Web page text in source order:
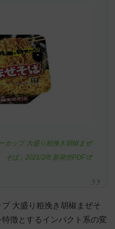
カップ 大盛り粗挽き胡椒まぜ
そば」2021/2/8 新発売PDF
大盛り粗挽き胡椒まぜそ
徴とするインパクト系の変